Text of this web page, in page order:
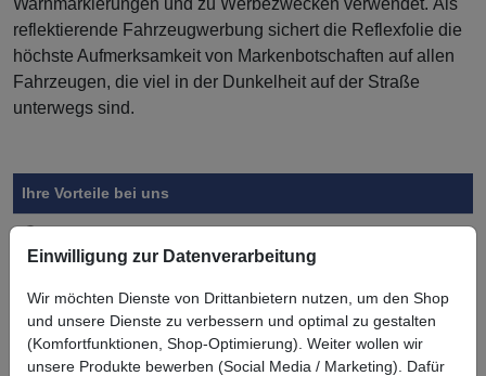
Warnmarkierungen und zu Werbezwecken verwendet. Als
reflektierende Fahrzeugwerbung sichert die Reflexfolie die
höchste Aufmerksamkeit von Markenbotschaften auf allen
Fahrzeugen, die viel in der Dunkelheit auf der Straße
unterwegs sind.
Ihre Vorteile bei uns
Persönliche Beratung und Betreuung
Keine Mindestbestellmenge
Einwilligung zur Datenverarbeitung
Wir möchten Dienste von Drittanbietern nutzen, um den Shop
und unsere Dienste zu verbessern und optimal zu gestalten
(Komfortfunktionen, Shop-Optimierung). Weiter wollen wir
unsere Produkte bewerben (Social Media / Marketing). Dafür